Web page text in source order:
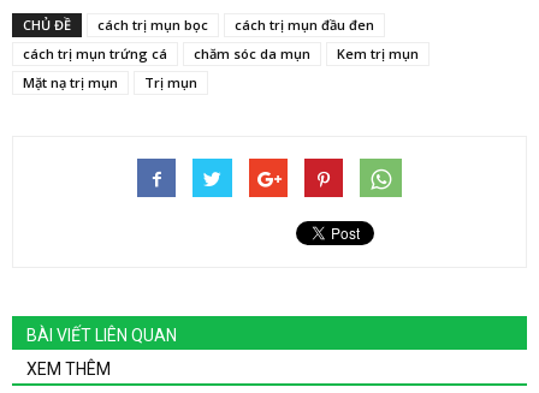
CHỦ ĐỀ cách trị mụn bọc
cách trị mụn đầu đen
cách trị mụn trứng cá
chăm sóc da mụn
Kem trị mụn
Mặt nạ trị mụn
Trị mụn
BÀI VIẾT LIÊN QUAN
XEM THÊM